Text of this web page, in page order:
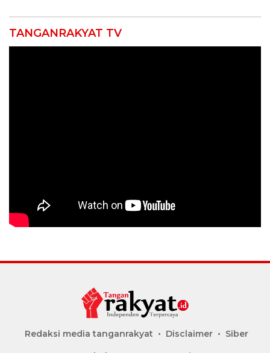
TANGANRAKYAT TV
Redaksi media tanganrakyat Disclaimer Siber